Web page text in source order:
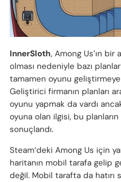
InnerSloth, Among Us’ın
olması nedeniyle bazı
tamamen oyunu
Geliştirici firmanın planları
oyunu yapmak da vardı
oyuna olan ilgisi, bu planların
sonuçlandı.
Steam‘deki Among Us için
haritanın mobil tarafa gelip
değil. Mobil tarafta da hatırı